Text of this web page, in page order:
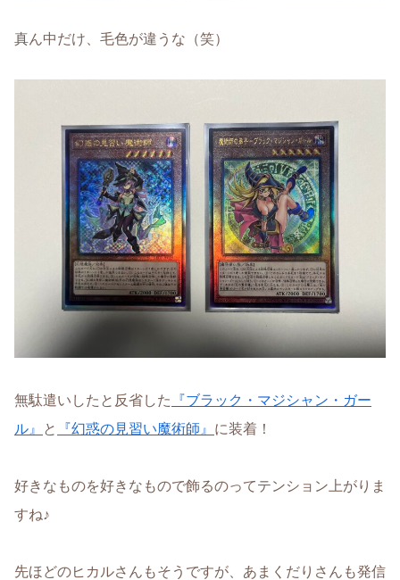
真ん中だけ、毛色が違うな（笑）
無駄遣いしたと反省した
『ブラック・マジシャン・ガー
ル』
と 『幻惑の見習い魔術師』 に装着！
好きなものを好きなもので飾るのってテンション上がりま
すね♪
先ほどのヒカルさんもそうですが、あまくだりさんも発信